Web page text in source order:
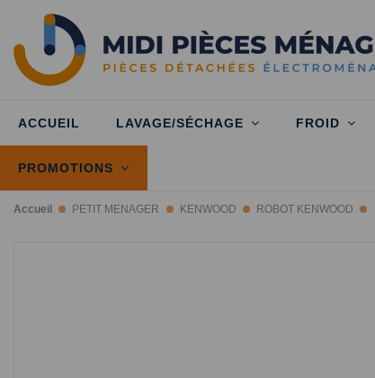
ACCUEIL LAVAGE/SÉCHAGE FROID
PROMOTIONS
Accueil PETIT MENAGER KENWOOD ROBOT KENWOOD